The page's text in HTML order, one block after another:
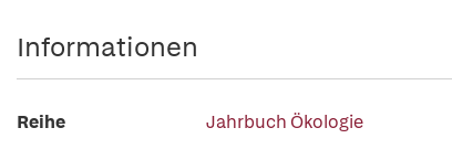
Informationen
Reihe
Jahrbuch Ökologie